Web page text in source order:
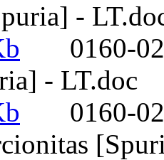
-
0160-
- LT.doc
0160-